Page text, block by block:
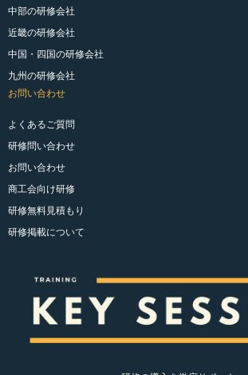
中部の研修会社
近畿の研修会社
中国・四国の研修会社
九州の研修会社
お問い合わせ
よくあるご質問
研修問い合わせ
お問い合わせ
商工会向け研修
研修無料見積もり
研修掲載について